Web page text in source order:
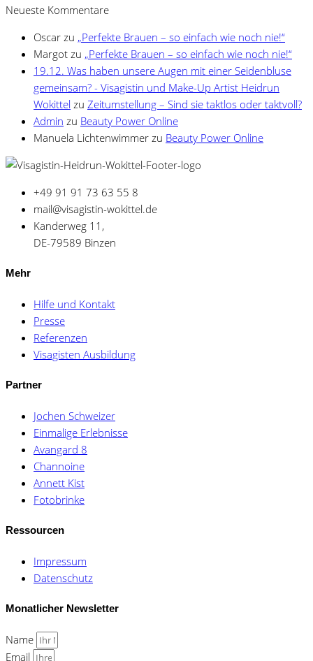
Neueste Kommentare
Oscar zu „Perfekte Brauen – so einfach wie noch nie!“
Margot zu „Perfekte Brauen – so einfach wie noch nie!“
19.12. Was haben unsere Augen mit einer Seidenbluse
gemeinsam? - Visagistin und Make-Up Artist Heidrun
Wokittel zu Zeitumstellung – Sind sie taktlos oder taktvoll?
Admin zu Beauty Power Online
Manuela Lichtenwimmer zu Beauty Power Online
+49 91 91 73 63 55 8
mail@visagistin-wokittel.de
Kanderweg 11,
DE-79589 Binzen
Mehr
Hilfe und Kontakt
Presse
Referenzen
Visagisten Ausbildung
Partner
Jochen Schweizer
Einmalige Erlebnisse
Avangard 8
Channoine
Annett Kist
Fotobrinke
Ressourcen
Impressum
Datenschutz
Monatlicher Newsletter
Name
Email